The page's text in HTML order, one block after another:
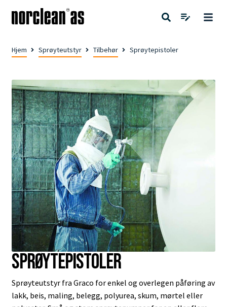
Hjem Sprøyteutstyr Tilbehør Sprøytepistoler
Sprøytepistoler
Sprøyteutstyr fra Graco for enkel og overlegen påføring av
lakk, beis, maling, belegg, polyurea, skum, mørtel eller